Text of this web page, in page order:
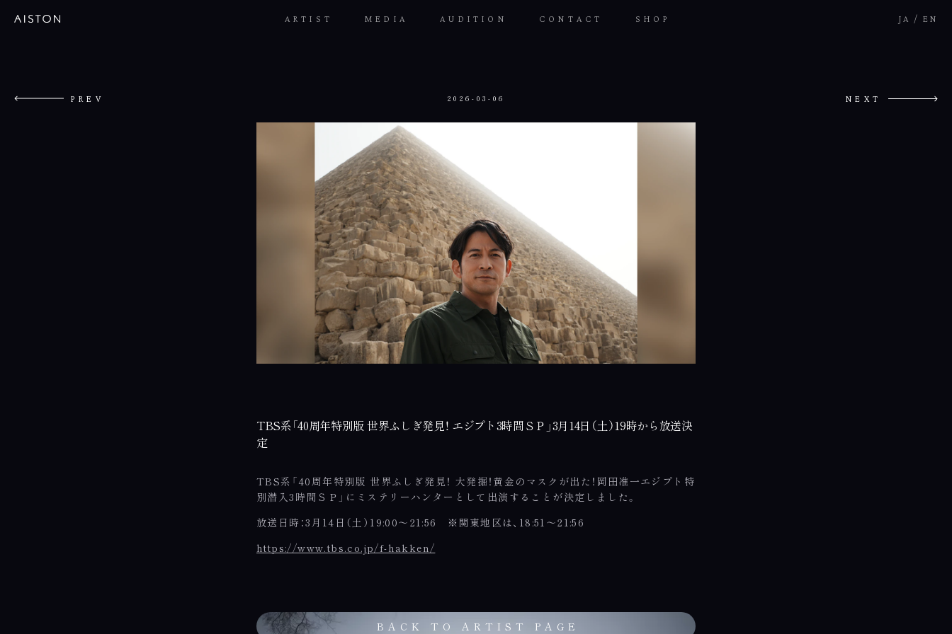
ARTIST MEDIA AUDITION CONTACT SHOP JA / EN
PREV 2026-03-06 NEXT
TBS系「40周年特別版 世界ふしぎ発見！ エジプト3時間ＳＰ」3月14日（土）19時から放送決
定
TBS系「40周年特別版 世界ふしぎ発見！ 大発掘！黄金のマスクが出た！岡田准一エジプト特
別潜入3時間ＳＰ」にミステリーハンターとして出演することが決定しました。
放送日時：3月14日（土）19:00～21:56 ※関東地区は、18:51～21:56
https://www.tbs.co.jp/f-hakken/
BACK TO ARTIST PAGE